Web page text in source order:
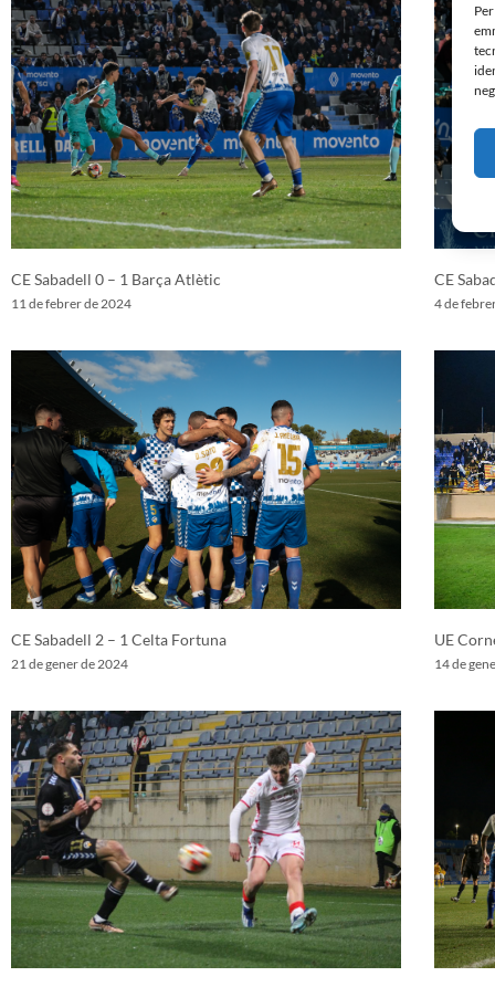
CE Sabadell 0 – 1 Barça Atlètic
11 de febrer de 2024
CE
4 de
CE Sabadell 2 – 1 Celta Fortuna
21 de gener de 2024
UE
14 de